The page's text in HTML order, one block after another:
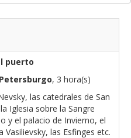
puerto
, 3 hora(s)
las catedrales de San
Iglesia sobre la Sangre
y el palacio de Invierno, el
las Esfinges etc.